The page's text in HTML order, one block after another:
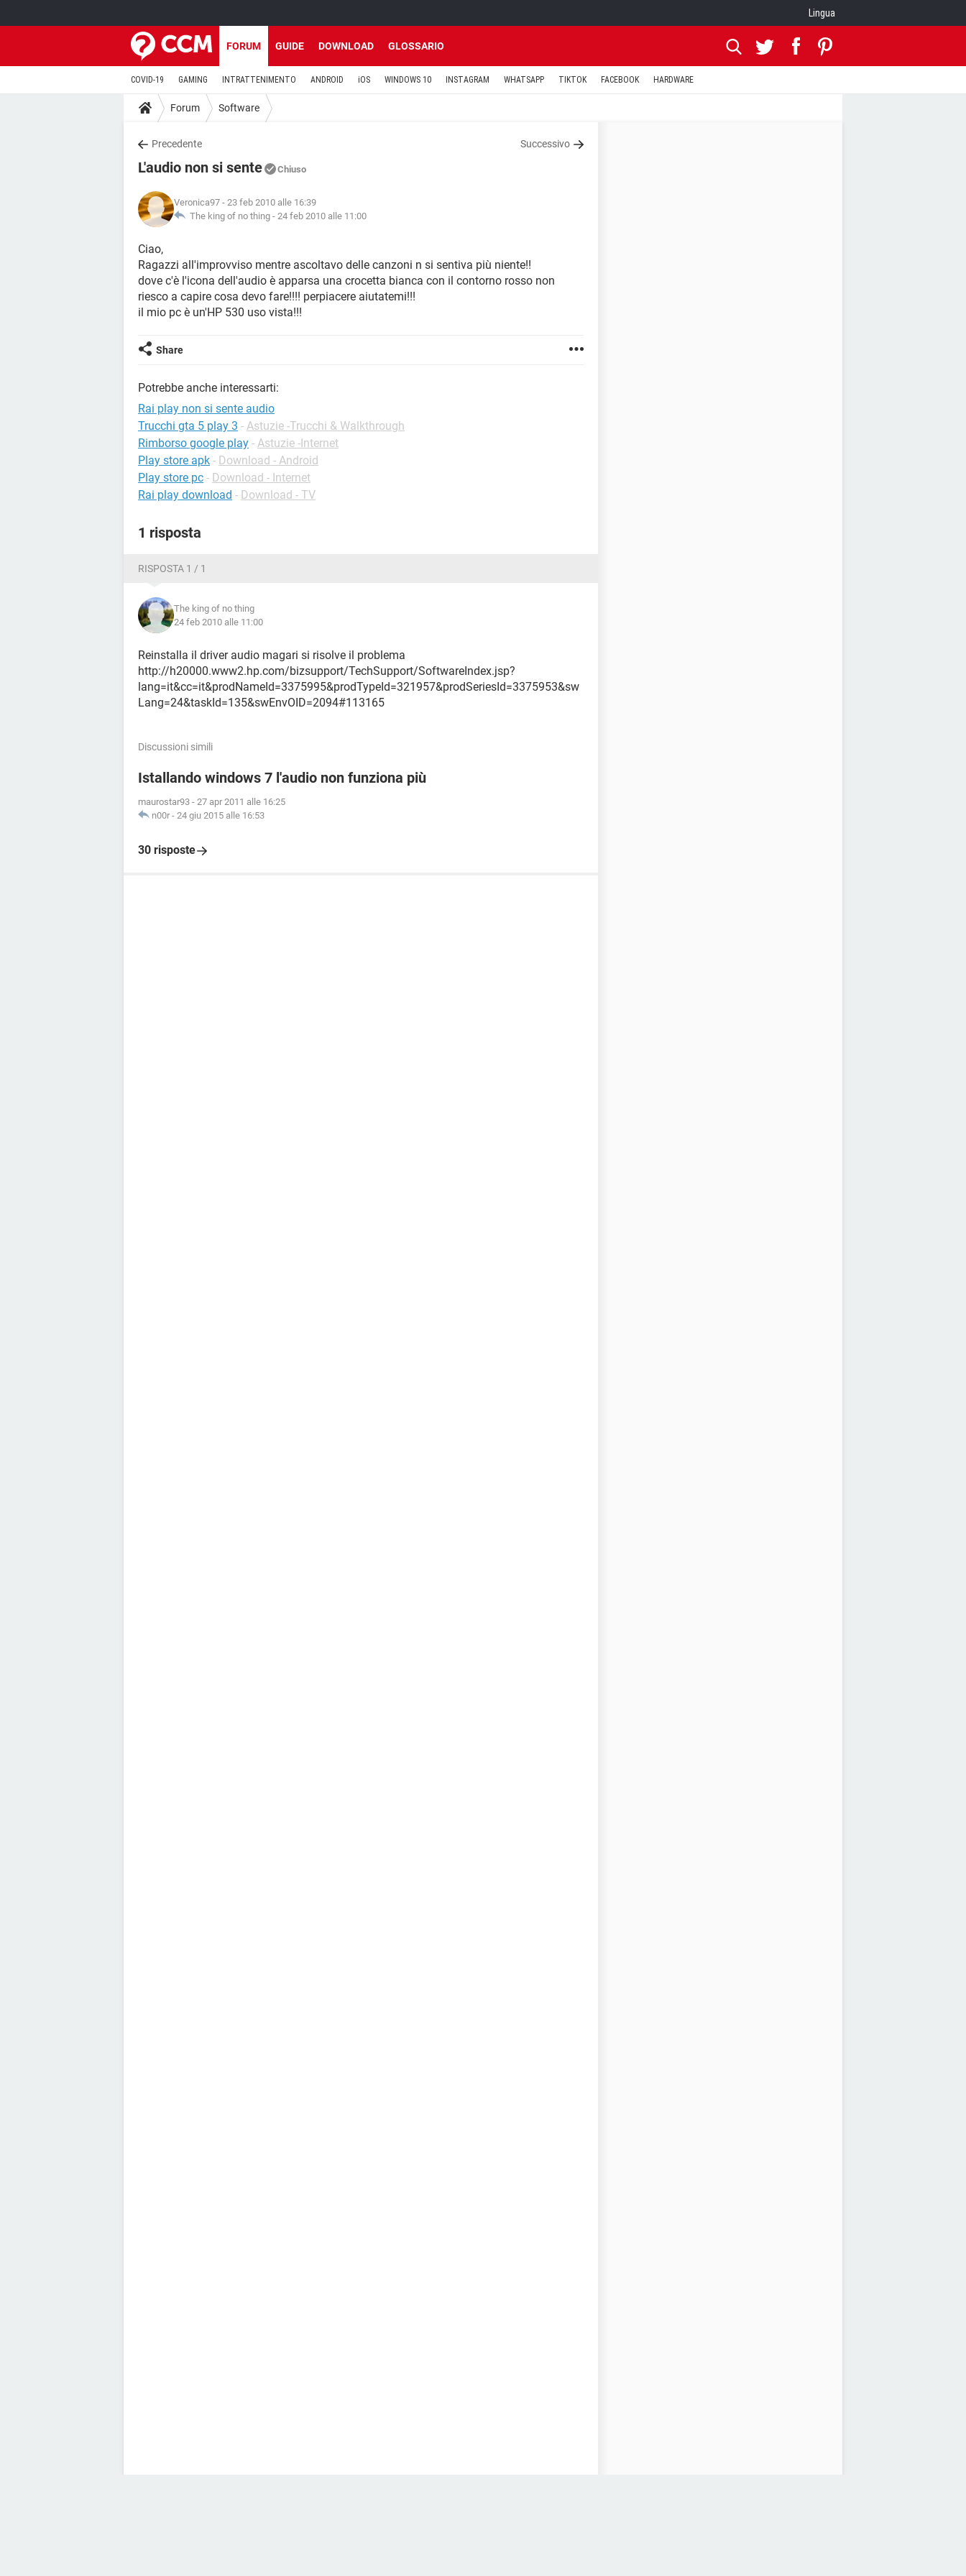
Lingua
FORUM GUIDE DOWNLOAD GLOSSARIO
COVID-19 GAMING INTRATTENIMENTO ANDROID iOS WINDOWS 10 INSTAGRAM WHATSAPP TIKTOK FACEBOOK HARDWARE
Forum Software
Precedente Successivo
L'audio non si sente Chiuso
Veronica97 - 23 feb 2010 alle 16:39
The king of no thing - 24 feb 2010 alle 11:00
Ciao,
Ragazzi all'improvviso mentre ascoltavo delle canzoni n si sentiva più niente!!
dove c'è l'icona dell'audio è apparsa una crocetta bianca con il contorno rosso non
riesco a capire cosa devo fare!!!! perpiacere aiutatemi!!!
il mio pc è un'HP 530 uso vista!!!
Share
Potrebbe anche interessarti:
Rai play non si sente audio
Trucchi gta 5 play 3 - Astuzie -Trucchi & Walkthrough
Rimborso google play - Astuzie -Internet
Play store apk - Download - Android
Play store pc - Download - Internet
Rai play download - Download - TV
1 risposta
RISPOSTA 1 / 1
The king of no thing
24 feb 2010 alle 11:00
Reinstalla il driver audio magari si risolve il problema
http://h20000.www2.hp.com/bizsupport/TechSupport/SoftwareIndex.jsp?
lang=it&cc=it&prodNameId=3375995&prodTypeId=321957&prodSeriesId=3375953&sw
Lang=24&taskId=135&swEnvOID=2094#113165
Discussioni simili
Istallando windows 7 l'audio non funziona più
maurostar93 - 27 apr 2011 alle 16:25
n00r - 24 giu 2015 alle 16:53
30 risposte